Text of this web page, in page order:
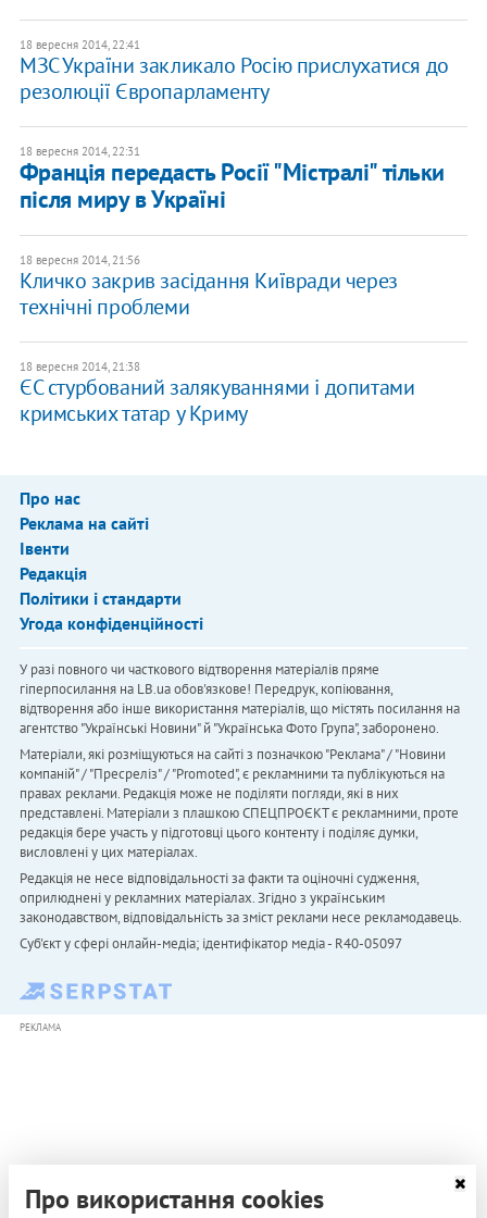
18 вересня 2014, 22:41
МЗС України закликало Росію прислухатися до
резолюції Європарламенту
18 вересня 2014, 22:31
Франція передасть Росії "Містралі" тільки
після миру в Україні
18 вересня 2014, 21:56
Кличко закрив засідання Київради через
технічні проблеми
18 вересня 2014, 21:38
ЄС стурбований залякуваннями і допитами
кримських татар у Криму
Про нас
Реклама на сайті
Івенти
Редакція
Політики і стандарти
Угода конфіденційності
У разі повного чи часткового відтворення матеріалів пряме
гіперпосилання на LB.ua обов'язкове! Передрук, копіювання,
відтворення або інше використання матеріалів, що містять посилання на
агентство "Українськi Новини" й "Українська Фото Група", заборонено.
Матеріали, які розміщуються на сайті з позначкою "Реклама" / "Новини
компаній" / "Пресреліз" / "Promoted", є рекламними та публікуються на
правах реклами. Редакція може не поділяти погляди, які в них
представлені. Матеріали з плашкою СПЕЦПРОЄКТ є рекламними, проте
редакція бере участь у підготовці цього контенту і поділяє думки,
висловлені у цих матеріалах.
Редакція не несе відповідальності за факти та оціночні судження,
оприлюднені у рекламних матеріалах. Згідно з українським
законодавством, відповідальність за зміст реклами несе рекламодавець.
Cуб'єкт у сфері онлайн-медіа; ідентифікатор медіа - R40-05097
РЕКЛАМА
Про використання cookies